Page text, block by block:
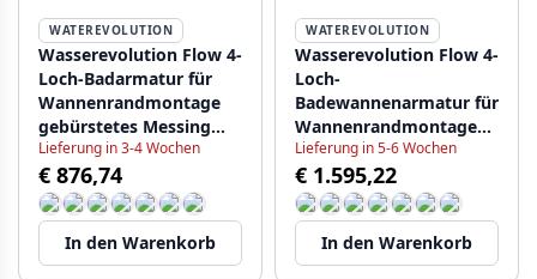
WATEREVOLUTION
Wasserevolution Flow 4-
Loch-Badarmatur für
Wannenrandmontage
gebürstetes Messing
Natur H T138HLE
Lieferung in 3-4 Wochen
€ 876,74
In den Warenkorb
WATEREVOLUTION
Wasserevolution Flow 4-
Loch-
Badewannenarmatur für
Wannenrandmontage
komplett PVD Gun
Metal H T138HGME
Lieferung in 5-6 Wochen
€ 1.595,22
In den Warenkorb